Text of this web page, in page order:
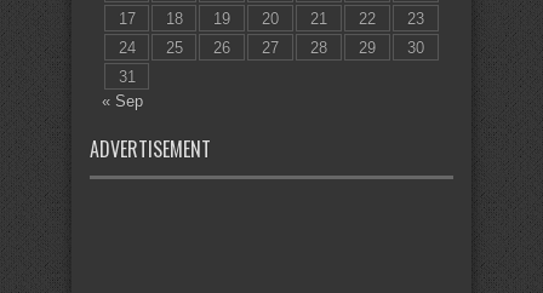
17
18 19 20 21 22
23
24
25 26 27 28 29
30
31
« Sep
ADVERTISEMENT